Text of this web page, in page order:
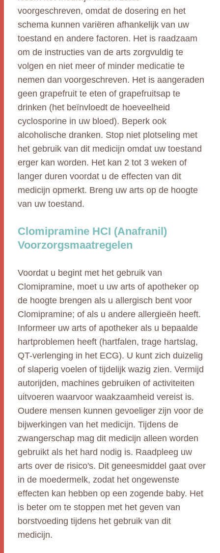
voorgeschreven, omdat de dosering en het
schema kunnen variëren afhankelijk van uw
toestand en andere factoren. Het is raadzaam
om de instructies van de arts zorgvuldig te
volgen en niet meer of minder medicatie te
nemen dan voorgeschreven. Het is aangeraden
geen grapefruit te eten of grapefruitsap te
drinken (het beïnvloedt de hoeveelheid
cyclosporine in uw bloed). Beperk ook
alcoholische dranken. Stop niet plotseling met
het gebruik van dit medicijn omdat uw toestand
erger kan worden. Het kan 2 tot 3 weken of
langer duren voordat u de effecten van dit
medicijn opmerkt. Breng uw arts op de hoogte
van uw toestand.
Clomipramine HCI (Anafranil)
Voorzorgsmaatregelen
Voordat u begint met het gebruik van
Clomipramine, moet u uw arts of apotheker op
de hoogte brengen als u allergisch bent voor
Clomipramine; of als u andere allergieën heeft.
Informeer uw arts of apotheker als u bepaalde
hartproblemen heeft (hartfalen, trage hartslag,
QT-verlenging in het ECG). U kunt zich duizelig
of slaperig voelen of tijdelijk wazig zien. Vermijd
autorijden, machines gebruiken of activiteiten
uitvoeren waarvoor waakzaamheid vereist is.
Oudere mensen kunnen gevoeliger zijn voor de
bijwerkingen van het medicijn. Tijdens de
zwangerschap mag dit medicijn alleen worden
gebruikt als het hard nodig is. Raadpleeg uw
arts over de risico's. Dit geneesmiddel gaat over
in de moedermelk, zodat het ongewenste
effecten kan hebben op een zogende baby. Het
is beter om te stoppen met het geven van
borstvoeding tijdens het gebruik van dit
medicijn.